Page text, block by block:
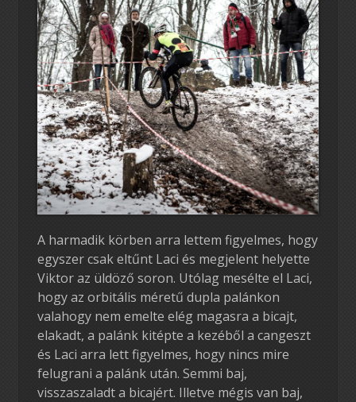
A harmadik körben arra lettem figyelmes, hogy
egyszer csak eltűnt Laci és megjelent helyette
Viktor az üldöző soron. Utólag mesélte el Laci,
hogy az orbitális méretű dupla palánkon
valahogy nem emelte elég magasra a bicajt,
elakadt, a palánk kitépte a kezéből a cangeszt
és Laci arra lett figyelmes, hogy nincs mire
felugrani a palánk után. Semmi baj,
visszaszaladt a bicajért. Illetve mégis van baj,